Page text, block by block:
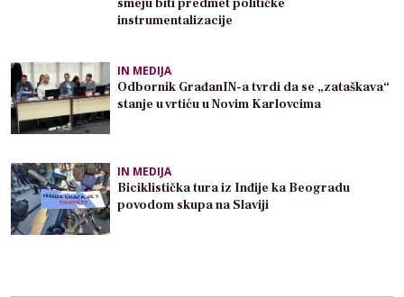
smeju biti predmet političke
instrumentalizacije
IN MEDIJA
Odbornik GrađanIN-a tvrdi da se „zataškava“
stanje u vrtiću u Novim Karlovcima
IN MEDIJA
Biciklistička tura iz Inđije ka Beogradu
povodom skupa na Slaviji